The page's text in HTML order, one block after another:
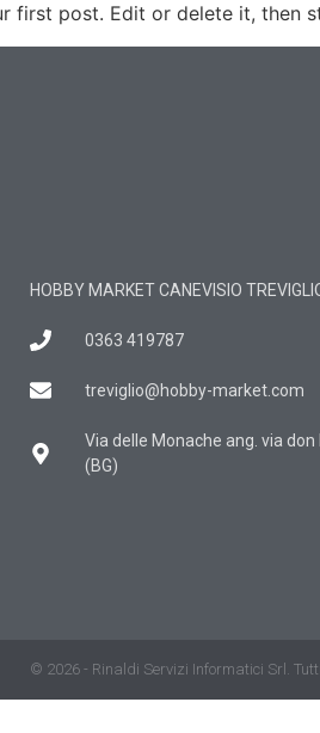
first post. Edit or delete it, then
HOBBY MARKET CANEVISIO
0363 419787
treviglio@hobby-market.com
Via delle Monache ang. via don
(BG)
© 2026 - Rinaldi Servizi Informatici Srl.